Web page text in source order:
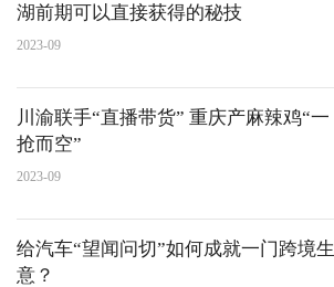
湖前期可以直接获得的秘技
2023-09
川渝联手“直播带货” 重庆产麻辣鸡“一
抢而空”
2023-09
给汽车“望闻问切”如何成就一门跨境生
意？